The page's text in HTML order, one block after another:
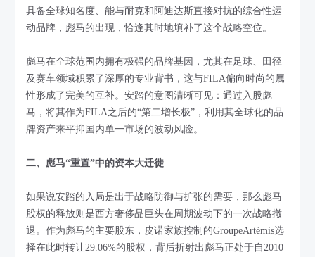
具备全球知名度、能与耐克和阿迪达斯直接对抗的综合性运
动品牌，彪马的出现，恰逢其时地填补了这个战略空位。
彪马在全球范围内拥有极强的品牌基因，尤其在足球、田径
及赛车领域积累了深厚的专业背书，这与FILA偏向时尚的属
性形成了完美的互补。安踏的意图清晰可见：通过入股彪
马，将其作为FILA之后的“第二增长极”，利用其全球化的品
牌资产来平抑国内单一市场的波动风险。
二、彪马“重置”中的资本大迁徙
如果说安踏的入局是出于战略防御与扩张的需要，那么彪马
股权的释放则是西方奢侈品巨头在周期波动下的一次战略撤
退。作为彪马的主要股东，皮诺家族控制的GroupeArtémis选
择在此时转让29.06%的股权，背后折射出彪马正处于自2010